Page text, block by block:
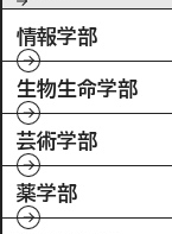
情報学部
生物生命学部
芸術学部
薬学部